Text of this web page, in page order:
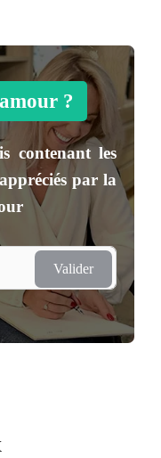
?
contenant les
par la
Valider